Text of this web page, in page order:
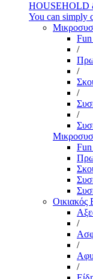
HOUSEHOLD
You can simply
/
/
/
/
Οικιακός
/
/
/